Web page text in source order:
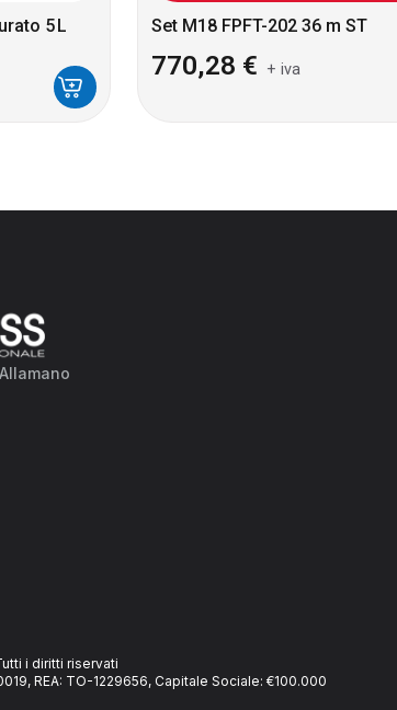
5 L Set M18 FPFT-202 36 m ST
770,28 € + iva
i diritti riservati
REA: TO-1229656, Capitale Sociale: €100.000